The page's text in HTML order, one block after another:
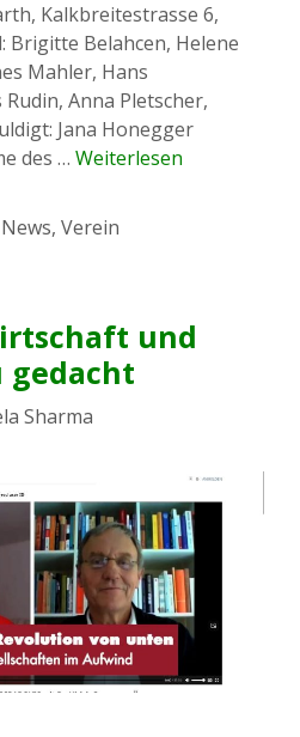
Kalkbreitestrasse 6,
Brigitte Belahcen, Helene
Mahler, Hans
Anna Pletscher,
Jana Honegger
des … Weiterlesen
News, Verein
und
gedacht
Sharma